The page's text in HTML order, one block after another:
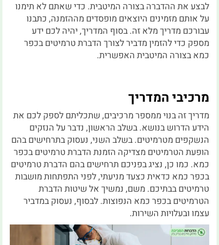
לבצע את ההדברה בצורה המיטבית. כדי שאתם לא תימנו
על אותם מזמינים היוצאים מופסדים מההזמנה, כתבנו
עבורכם מדריך מלא זה. בסוף המדריך, יהיה לכם ידע
מספק כדי להזמין מדביר לצורך הדברת טרמיטים בכפר
כמא בצורה המיטבית האפשרית.
מרכיבי המדריך
מדריך זה בנוי ממספר מרכיבים, שתכליתם לספק לכם את
הידע הדרוש בנושא. בשלב הראשון, נדבר על הנזקים
הנשקפים מטרמיטים. בשלב השני, נעסוק בתרחישים בהם
הופעת הטרמיטים מצדיקה הזמנת הדברת טרמיטים בכפר
כמא. כמו כן, נציג בפניכם תרחישים בהם הדברת טרמיטים
בכפר כמא כדאית כצעד מניעתי, לפני התפתחות מושבות
טרמיטים בבתיכם. משם, נמשיך אל שיטות הדברת
הטרמיטים בכפר כמא הנפוצות. לבסוף, נעסוק במדביר
עצמו ובעלויות השירות.